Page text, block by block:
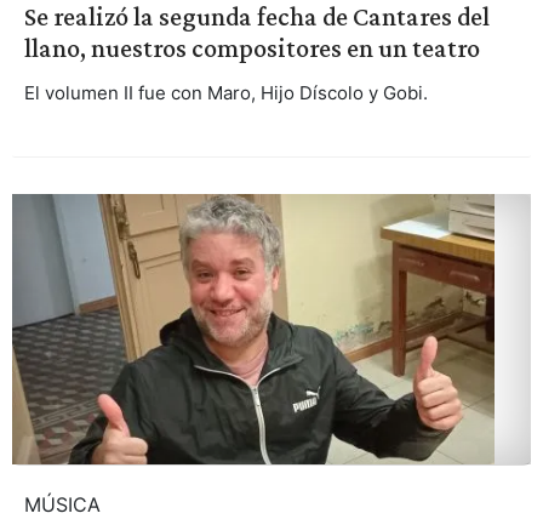
Se realizó la segunda fecha de Cantares del
llano, nuestros compositores en un teatro
El volumen II fue con Maro, Hijo Díscolo y Gobi.
MÚSICA